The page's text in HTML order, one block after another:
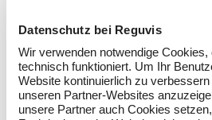
Datenschutz bei Reguvis
Wir verwenden notwendige
technisch funktioniert. Um Ihr
Website kontinuierlich zu
unseren Partner-Websites
unsere Partner auch Cookies
ZKJ Online
Familie, Betreuung & Soziales